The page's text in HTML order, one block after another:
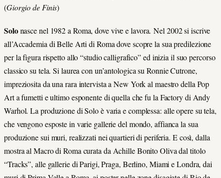
(Giorgio de Finis)
Solonasce nel 1982 a Roma, dove vive e lavora. Nel 2002 si iscrive
all’Accademia di Belle Arti di Roma dove scopre la sua predilezione
per la figura rispetto allo “studio calligrafico” ed inizia il suo percorso
classico su tela. Si laurea con un’antologica su Ronnie Cutrone,
impreziosita da una rara intervista a New York al maestro della Pop
Art a fumetti e ultimo esponente di quella che fu la Factory di Andy
Warhol. La produzione di Solo è varia e complessa: alle opere su tela,
che vengono esposte in varie gallerie del mondo, affianca la sua
produzione sui muri, realizzati nei quartieri di periferia. E così, dalla
mostra al Macro di Roma curata da Achille Bonito Oliva dal titolo
“Tracks”, alle gallerie di Parigi, Praga, Berlino, Miami e Londra, dai